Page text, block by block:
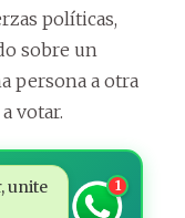
políticas,
sobre un
persona a otra
votar.
unite
1